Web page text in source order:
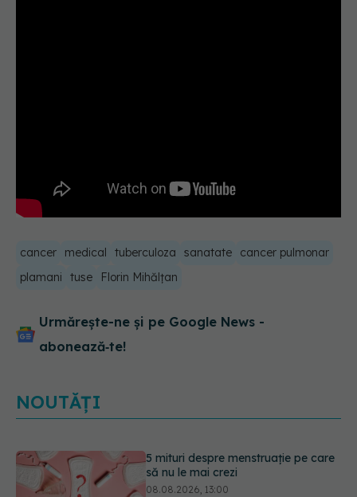
cancer medical tuberculoza sanatate
cancer pulmonar
plamani
tuse Florin Mihălțan
Urmărește-ne și pe Google News -
abonează‑te!
NOUTĂȚI
5 mituri despre menstruație pe care
să nu le mai crezi
08.08.2026, 13:00